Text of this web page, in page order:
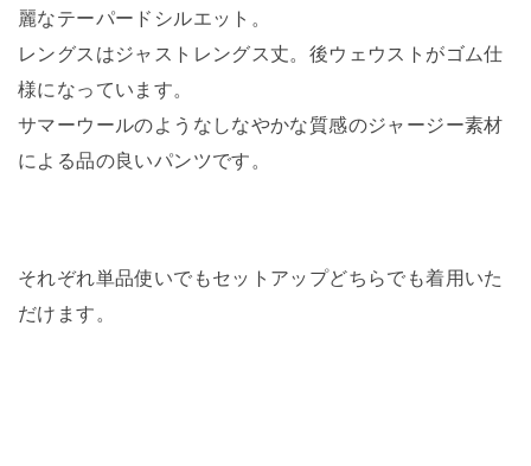
麗なテーパードシルエット。
レングスはジャストレングス丈。後ウェウストがゴム仕
様になっています。
サマーウールのようなしなやかな質感のジャージー素材
による品の良いパンツです。
それぞれ単品使いでもセットアップどちらでも着用いた
だけます。